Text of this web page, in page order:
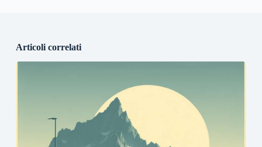
Articoli correlati